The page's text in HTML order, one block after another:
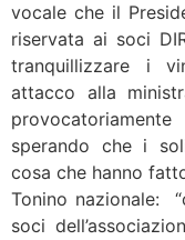
vocale che il
riservata ai soci
tranquillizzare i
attacco alla
sperando che i
cosa che hanno
Tonino nazionale:
soci